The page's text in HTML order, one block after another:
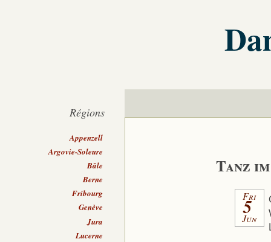
Tanz
Fri
5
Jun
Régions
Appenzell
Argovie-Soleure
Bâle
Berne
Fribourg
Genève
Jura
Lucerne